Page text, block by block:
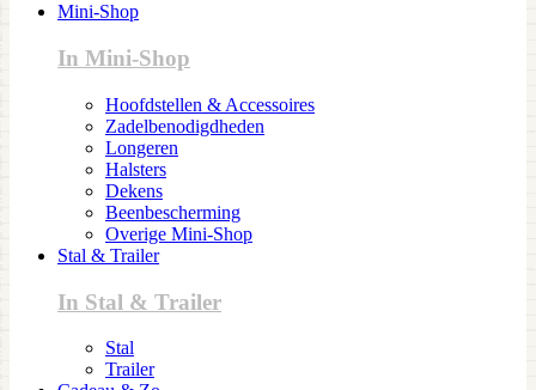
Mini-Shop
In Mini-Shop
Hoofdstellen & Accessoires
Zadelbenodigdheden
Longeren
Halsters
Dekens
Beenbescherming
Overige Mini-Shop
Stal & Trailer
In Stal & Trailer
Stal
Trailer